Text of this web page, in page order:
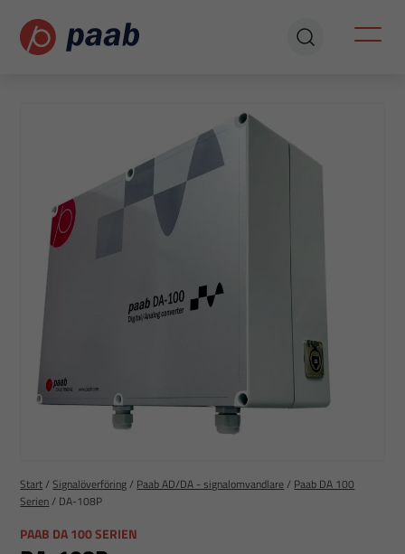
Start/Signalöverföring/ Paab AD/DA - signalomvandlare/ Paab DA 100
Serien/ DA-108P
PAAB DA 100 SERIEN